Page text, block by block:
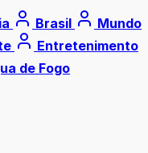
Brasil
Mundo
Entretenimento
de Fogo